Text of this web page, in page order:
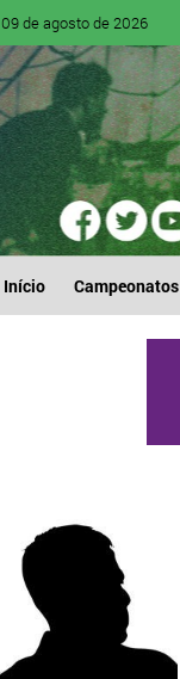
09 de agosto de 2026
Início Campeonatos